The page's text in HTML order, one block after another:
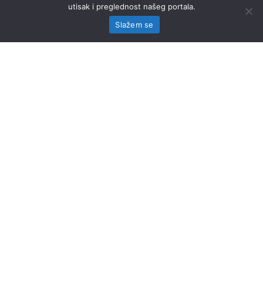
utisak i preglednost našeg portala.
Slažem se